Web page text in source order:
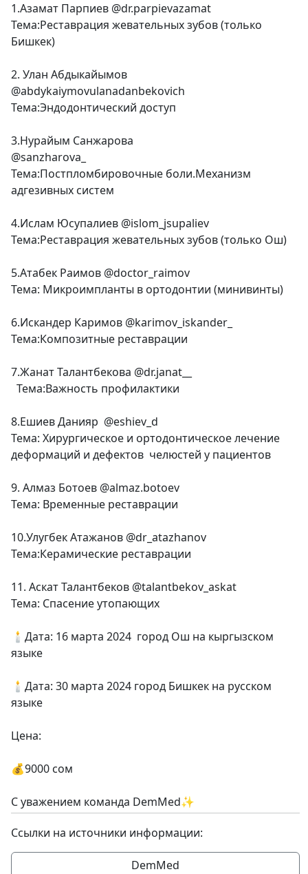
1.Азамат Парпиев @dr.parpievazamat
Тема:Реставрация жевательных зубов (только
Бишкек)
2. Улан Абдыкайымов
@abdykaiymovulanadanbekovich
Тема:Эндодонтический доступ
3.Нурайым Санжарова
@sanzharova_
Тема:Постпломбировочные боли.Механизм
адгезивных систем
4.Ислам Юсупалиев @islom_jsupaliev
Тема:Реставрация жевательных зубов (только Ош)
5.Атабек Раимов @doctor_raimov
Тема: Микроимпланты в ортодонтии (минивинты)
6.Искандер Каримов @karimov_iskander_
Тема:Композитные реставрации
7.Жанат Талантбекова @dr.janat__
Тема:Важность профилактики
8.Ешиев Данияр @eshiev_d
Тема: Хирургическое и ортодонтическое лечение
деформаций и дефектов челюстей у пациентов
9. Алмаз Ботоев @almaz.botoev
Тема: Временные реставрации
10.Улугбек Атажанов @dr_atazhanov
Тема:Керамические реставрации
11. Аскат Талантбеков @talantbekov_askat
Тема: Спасение утопающих
🕯Дата: 16 марта 2024 город Ош на кыргызском
языке
🕯Дата: 30 марта 2024 город Бишкек на русском
языке
Цена:
💰9000 сом
С уважением команда DemMed✨️
Ссылки на источники информации:
DemMed